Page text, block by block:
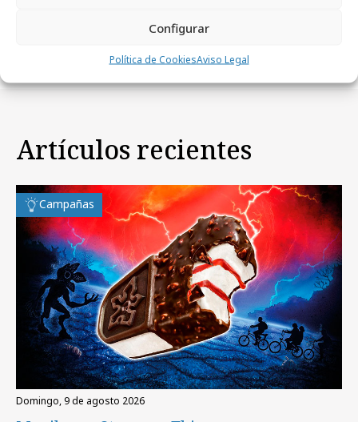
Configurar
Política de CookiesAviso Legal
27 años en Ogilvy Spain
Artículos recientes
Campañas
domingo, 9 de agosto 2026